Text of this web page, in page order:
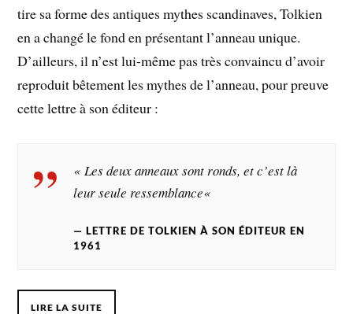
tire sa forme des antiques mythes scandinaves, Tolkien
en a changé le fond en présentant l’anneau unique.
D’ailleurs, il n’est lui-même pas très convaincu d’avoir
reproduit bêtement les mythes de l’anneau, pour preuve
cette lettre à son éditeur :
« Les deux anneaux sont ronds, et c’est là
leur seule ressemblance«
LETTRE DE TOLKIEN À SON ÉDITEUR EN
1961
LIRE LA SUITE